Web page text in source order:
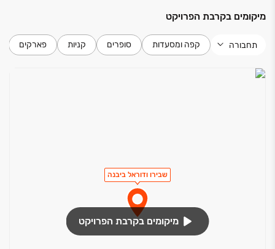
מיקומים בקרבת הפרויקט
תחבורה קפה ומסעדות סופרים קניות פארקים
שבירו ודוראל ביבנה
מיקומים בקרבת הפרויקט